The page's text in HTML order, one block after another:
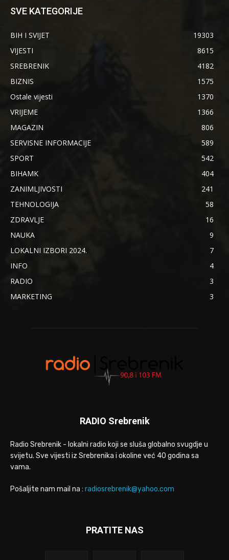
SVE KATEGORIJE
BIH I SVIJET
19303
VIJESTI
8615
SREBRENIK
4182
BIZNIS
1575
Ostale vijesti
1370
VRIJEME
1366
MAGAZIN
806
SERVISNE INFORMACIJE
589
SPORT
542
BIHAMK
404
ZANIMLJIVOSTI
241
TEHNOLOGIJA
58
ZDRAVLJE
16
NAUKA
9
LOKALNI IZBORI 2024.
7
INFO
4
RADIO
3
MARKETING
3
RADIO Srebrenik
Radio Srebrenik - lokalni radio koji se sluša globalno svugdje u
svijetu. Sve vijesti iz Srebrenika i okoline već 40 godina sa
vama.
Pošaljite nam mail na : radiosrebrenik@yahoo.com
PRATITE NAS